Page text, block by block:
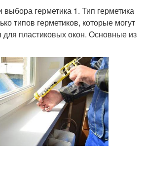
герметика 1. Тип герметика
типов герметиков, которые могут
пластиковых окон. Основные из